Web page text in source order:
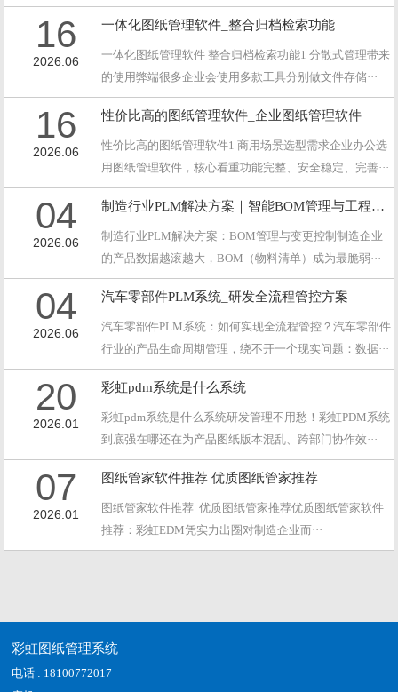
每···
16
2026.06
一体化图纸管理软件_整合归档检索功能
一体化图纸管理软件 整合归档检索功能1 分散式管理带来
的使用弊端很多企业会使用多款工具分别做文件存储···
16
2026.06
性价比高的图纸管理软件_企业图纸管理软件
性价比高的图纸管理软件1 商用场景选型需求企业办公选
用图纸管理软件，核心看重功能完整、安全稳定、完善···
04
2026.06
制造行业PLM解决方案｜智能BOM管理与工程变更控制
制造行业PLM解决方案：BOM管理与变更控制制造企业
的产品数据越滚越大，BOM（物料清单）成为最脆弱···
04
2026.06
汽车零部件PLM系统_研发全流程管控方案
汽车零部件PLM系统：如何实现全流程管控？汽车零部件
行业的产品生命周期管理，绕不开一个现实问题：数据···
20
2026.01
彩虹pdm系统是什么系统
彩虹pdm系统是什么系统研发管理不用愁！彩虹PDM系统
到底强在哪还在为产品图纸版本混乱、跨部门协作效···
07
2026.01
图纸管家软件推荐 优质图纸管家推荐
图纸管家软件推荐 优质图纸管家推荐优质图纸管家软件
推荐：彩虹EDM凭实力出圈对制造企业而···
彩虹图纸管理系统
电话 : 18100772017